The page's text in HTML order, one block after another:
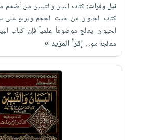
نيل وفرات:كتاب البيان والتبيين من
كتاب الحيوان من حيث الحجم ويربو على
الحيوان يعالج موضوعاً علمياً فإن كتاب
معالجة مو... إقرأ المزيد »